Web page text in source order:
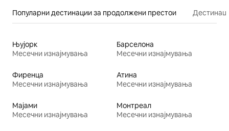
Популарни дестинации за продолжени престои
Њујорк
Месечни изнајмувања
Барселона
Месечни изнајмувања
Фиренца
Месечни изнајмувања
Атина
Месечни изнајмувања
Мајами
Месечни изнајмувања
Монтреал
Месечни изнајмувања